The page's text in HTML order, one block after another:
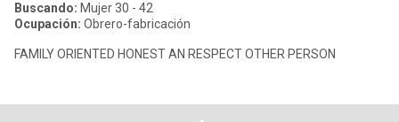
Buscando: Mujer 30 - 42
Ocupación: Obrero-fabricación
FAMILY ORIENTED HONEST AN RESPECT OTHER PERSON